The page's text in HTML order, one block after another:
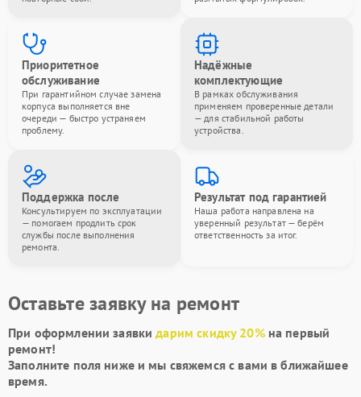
Приоритетное
обслуживание
При гарантийном случае замена
корпуса выполняется вне
очереди — быстро устраняем
проблему.
Надёжные
комплектующие
В рамках обслуживания
применяем проверенные детали
— для стабильной работы
устройства.
Поддержка после
Консультируем по эксплуатации
— помогаем продлить срок
службы после выполнения
ремонта.
Результат под гарантией
Наша работа направлена на
уверенный результат — берём
ответственность за итог.
Оставьте заявку на ремонт
При оформлении заявкидарим скидку 20%на первый
ремонт!
Заполните поля ниже и мы свяжемся с вами в ближайшее
время.